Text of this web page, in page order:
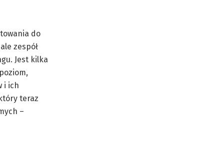
do
zespół
Jest kilka
i ich
teraz
–